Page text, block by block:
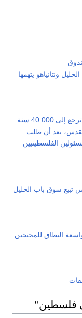
ونتانياهو يتهمها
40.000 سنة
القدس، بعد أن ظلت
تبيع سوق باب الخليل
النطاق للمحتجين